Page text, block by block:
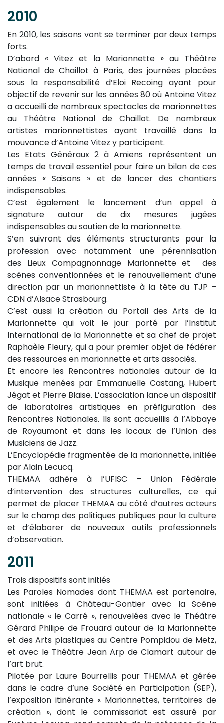
2010
En 2010, les saisons vont se terminer par deux temps
forts.
D’abord « Vitez et la Marionnette » au Théâtre
National de Chaillot à Paris, des journées placées
sous la responsabilité d’Eloi Recoing ayant pour
objectif de revenir sur les années 80 où Antoine Vitez
a accueilli de nombreux spectacles de marionnettes
au Théâtre National de Chaillot. De nombreux
artistes marionnettistes ayant travaillé dans la
mouvance d’Antoine Vitez y participent.
Les Etats Généraux 2 à Amiens représentent un
temps de travail essentiel pour faire un bilan de ces
années « Saisons » et de lancer des chantiers
indispensables.
C’est également le lancement d’un appel à
signature autour de dix mesures jugées
indispensables au soutien de la marionnette.
S’en suivront des éléments structurants pour la
profession avec notamment une pérennisation
des Lieux Compagnonnage Marionnette et des
scènes conventionnées et le renouvellement d’une
direction par un marionnettiste à la tête du TJP –
CDN d’Alsace Strasbourg.
C’est aussi la création du Portail des Arts de la
Marionnette qui voit le jour porté par l’Institut
International de la Marionnette et sa chef de projet
Raphaèle Fleury, qui a pour premier objet de fédérer
des ressources en marionnette et arts associés.
Et encore les Rencontres nationales autour de la
Musique menées par Emmanuelle Castang, Hubert
Jégat et Pierre Blaise. L’association lance un dispositif
de laboratoires artistiques en préfiguration des
Rencontres Nationales. Ils sont accueillis à l’Abbaye
de Royaumont et dans les locaux de l’Union des
Musiciens de Jazz.
L’Encyclopédie fragmentée de la marionnette, initiée
par Alain Lecucq.
THEMAA adhère à l’UFISC – Union Fédérale
d’intervention des structures culturelles, ce qui
permet de placer THEMAA au côté d’autres acteurs
sur le champ des politiques publiques pour la culture
et d’élaborer de nouveaux outils professionnels
d’observation.
2011
Trois dispositifs sont initiés
Les Paroles Nomades dont THEMAA est partenaire,
sont initiées à Château-Gontier avec la Scène
nationale « le Carré », renouvelées avec le Théâtre
Gérard Philipe de Frouard autour de la Marionnette
et des Arts plastiques au Centre Pompidou de Metz,
et avec le Théâtre Jean Arp de Clamart autour de
l’art brut.
Pilotée par Laure Bourrellis pour THEMAA et gérée
dans le cadre d’une Société en Participation (SEP),
l’exposition itinérante « Marionnettes, territoires de
création », dont le commissariat est assuré par